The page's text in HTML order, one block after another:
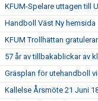
KFUM-Spelare uttagen till
Handboll Väst Ny hemsida
KFUM Trollhättan
57 år av tillbakablickar av
Gräsplan för utehandboll
Kallelse Årsmöte 21 Juni